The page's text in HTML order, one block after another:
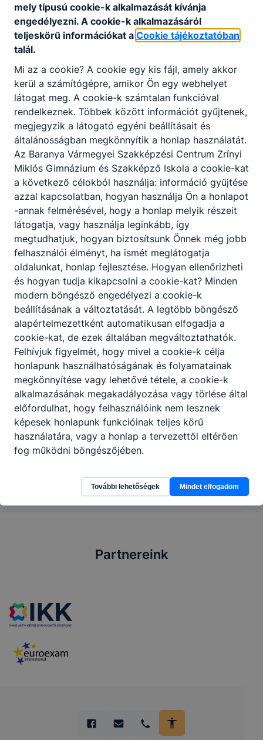
Ingyenes képzéseinken az első képesítő vizsga
letételéig térítésmentesen tanulhatnak azok, akik
még nem rendelkeznek az új szakképzési
rendszerben szerzett szakképesítéssel.
A szakképző intézmény szakmai programjában
meghatározottak szerint, az intézmény
igazgatójának döntése alapján lehetőség van a
korábbi tanulmányok, megszerzett ismeretek és
gyakorlat beszámítására, és ezáltal a képzési idő
rövidítésére.
Oktatás
Pedagógiai munkatárs (Pedagógiai
asszisztens)
Oktatás, m.n.s.
Tovább
Dajka
Oktatás, m.n.s.
Tovább
Partnereink
mely típusú cookie-k alkalmazását kívánja
engedélyezni. A cookie-k alkalmazásáról
teljeskörű információkat a Cookie tájékoztatóban
talál.
Mi az a cookie? A cookie egy kis fájl, amely akkor
kerül a számítógépre, amikor Ön egy webhelyet
látogat meg. A cookie-k számtalan funkcióval
rendelkeznek. Többek között információt gyűjtenek,
megjegyzik a látogató egyéni beállításait és
általánosságban megkönnyítik a honlap használatát.
Az Baranya Vármegyei Szakképzési Centrum Zrínyi
Miklós Gimnázium és Szakképző Iskola a cookie-kat
a következő célokból használja: információ gyűjtése
azzal kapcsolatban, hogyan használja Ön a honlapot
-annak felmérésével, hogy a honlap melyik részeit
látogatja, vagy használja leginkább, így
megtudhatjuk, hogyan biztosítsunk Önnek még jobb
felhasználói élményt, ha ismét meglátogatja
oldalunkat, honlap fejlesztése. Hogyan ellenőrizheti
és hogyan tudja kikapcsolni a cookie-kat? Minden
modern böngésző engedélyezi a cookie-k
beállításának a változtatását. A legtöbb böngésző
alapértelmezettként automatikusan elfogadja a
cookie-kat, de ezek általában megváltoztathatók.
Felhívjuk figyelmét, hogy mivel a cookie-k célja
honlapunk használhatóságának és folyamatainak
megkönnyítése vagy lehetővé tétele, a cookie-k
alkalmazásának megakadályozása vagy törlése által
előfordulhat, hogy felhasználóink nem lesznek
képesek honlapunk funkcióinak teljes körű
használatára, vagy a honlap a tervezettől eltérően
fog működni böngészőjében.
További lehetőségek Mindet elfogadom